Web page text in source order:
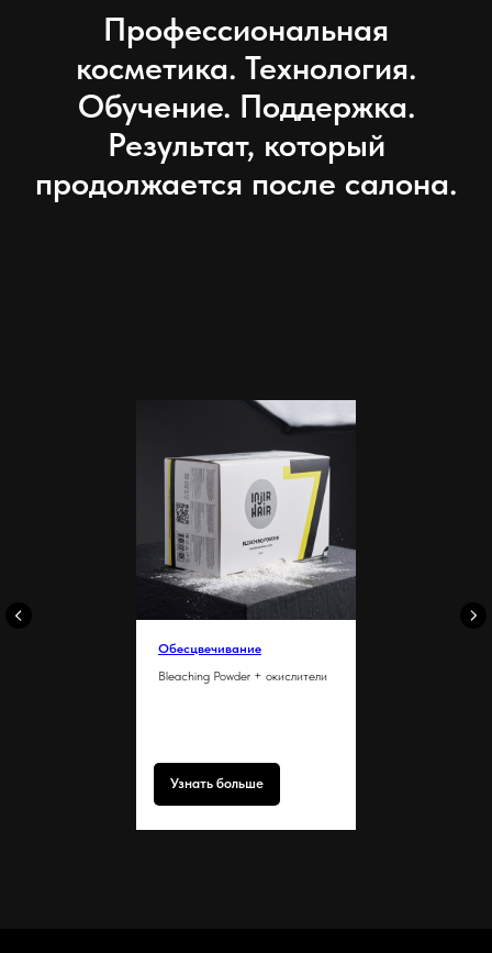
Профессиональная
косметика. Технология.
Обучение. Поддержка.
Результат, который
продолжается после салона.
Обесцвечивание
Bleaching Powder + окислители
Узнать больше